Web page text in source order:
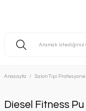
Anasayfa Salon Tipi Profesyonel
Diesel Fitness